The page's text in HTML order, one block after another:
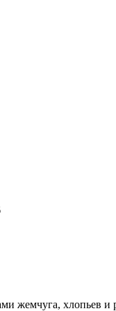
жемчуга, хлопьев и